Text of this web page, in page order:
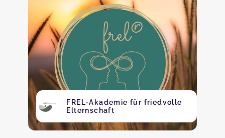
FREL-Akademie für friedvolle
Elternschaft